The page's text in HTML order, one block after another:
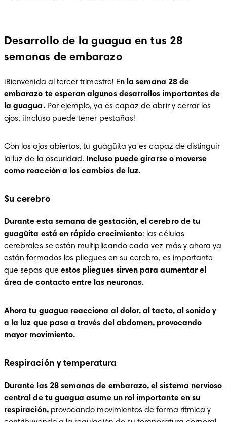
Desarrollo de la guagua en tus 28
semanas de embarazo
¡Bienvenida al tercer trimestre! En la semana 28 de
embarazo te esperan algunos desarrollos importantes de
la guagua. Por ejemplo, ya es capaz de abrir y cerrar los
ojos. ¡Incluso puede tener pestañas!
Con los ojos abiertos, tu guagüita ya es capaz de distinguir
la luz de la oscuridad.
Incluso puede girarse o moverse
como reacción a los cambios de luz.
Su cerebro
Durante esta semana de gestación, el cerebro de tu
guagüita está en rápido crecimiento: las células
cerebrales se están multiplicando cada vez más y ahora ya
están formados los pliegues en su cerebro, es importante
que sepas que estos pliegues sirven para aumentar el
área de contacto entre las neuronas.
Ahora tu guagua reacciona al dolor, al tacto, al sonido y
a la luz que pasa a través del abdomen, provocando
mayor movimiento.
Respiración y temperatura
Durante las 28 semanas de embarazo, el sistema nervioso
central de tu guagua asume un rol importante en su
respiración, provocando movimientos de forma rítmica y